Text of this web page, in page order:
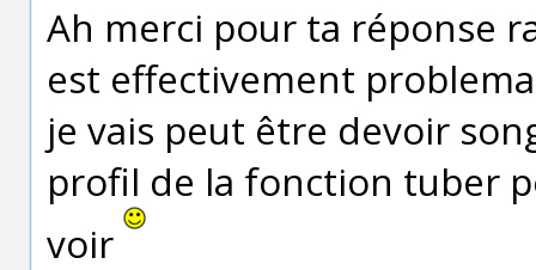
Ah merci pour ta réponse
est effectivement
je vais peut être devoir
profil de la fonction tuber
voir